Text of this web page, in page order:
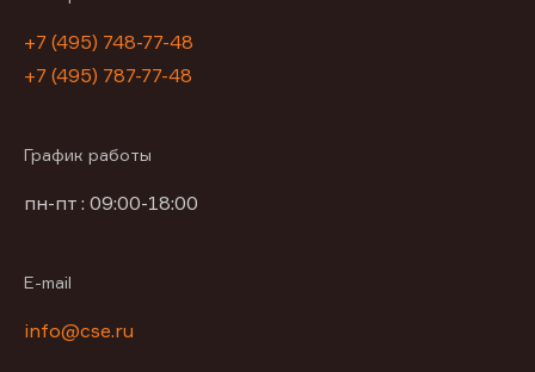
+7 (495) 748-77-48
+7 (495) 787-77-48
График работы
пн-пт : 09:00-18:00
E-mail
info@cse.ru